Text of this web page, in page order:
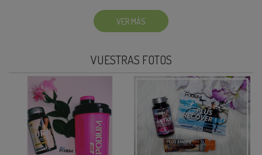
VER MÁS
VUESTRAS FOTOS